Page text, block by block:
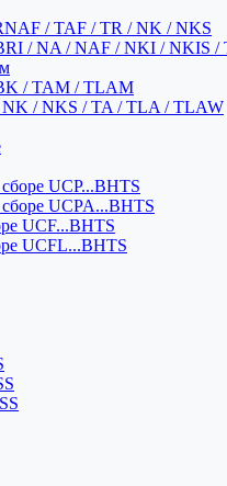
/ TAF / TR / NK / NKS
/ NA / NAF / NKI / NKIS /
/ TAM / TLAM
/ NKS / TA / TLA / TLAW
UCP...BHTS
UCPA...BHTS
UCF...BHTS
UCFL...BHTS